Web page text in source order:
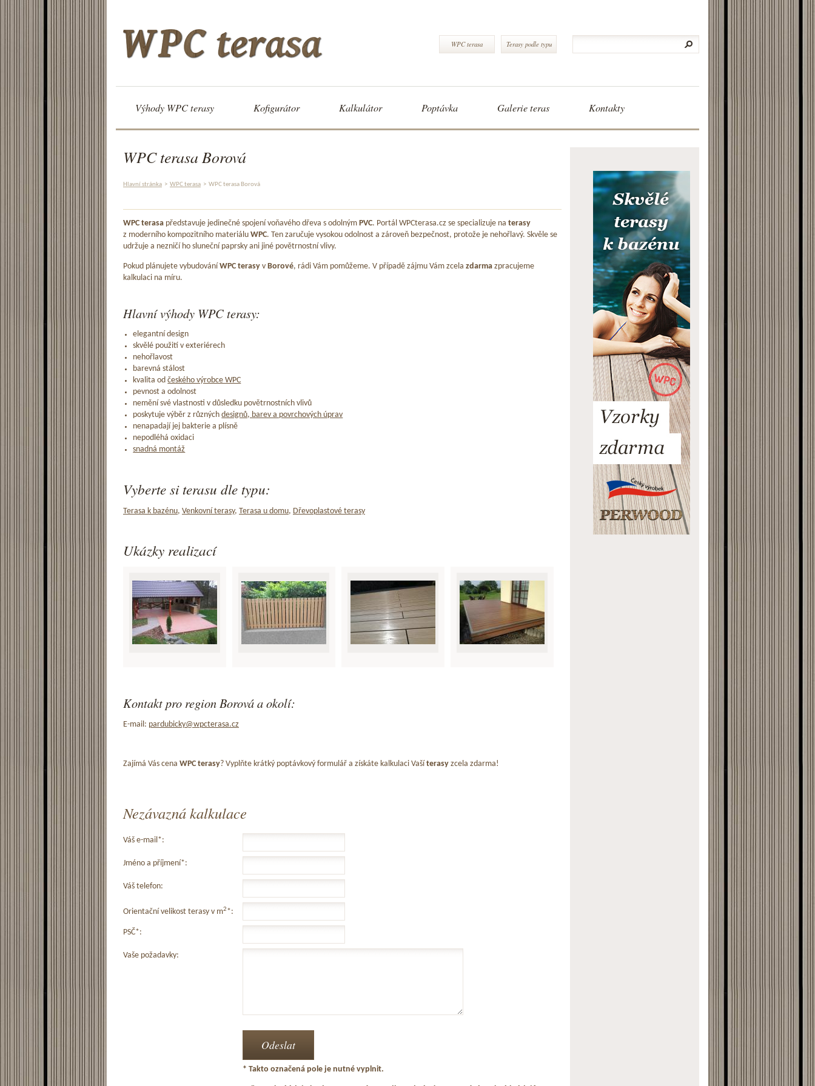
WPC terasa Terasy podle typu
Výhody WPC terasy Kofigurátor Kalkulátor Poptávka Galerie teras Kontakty
WPC terasa Borová
Hlavní stránka > WPC terasa > WPC terasa Borová
WPC terasa představuje jedinečné spojení voňavého dřeva s odolným PVC. Portál WPCterasa.cz se specializuje na terasy
z moderního kompozitního materiálu WPC. Ten zaručuje vysokou odolnost a zároveň bezpečnost, protože je nehořlavý. Skvěle se
udržuje a nezničí ho sluneční paprsky ani jiné povětrnostní vlivy.
Pokud plánujete vybudování WPC terasy v Borové, rádi Vám pomůžeme. V případě zájmu Vám zcela zdarma zpracujeme
kalkulaci na míru.
Hlavní výhody WPC terasy:
elegantní design
skvělé použití v exteriérech
nehořlavost
barevná stálost
kvalita odčeského výrobce WPC
pevnost a odolnost
nemění své vlastnosti v důsledku povětrnostních vlivů
poskytuje výběr z různýchdesignů, barev a povrchových úprav
nenapadají jej bakterie a plísně
nepodléhá oxidaci
snadná montáž
Vyberte si terasu dle typu:
Terasa k bazénu, Venkovní terasy, Terasa u domu, Dřevoplastové terasy
Ukázky realizací
Kontakt pro region Borová a okolí:
E-mail: pardubicky@wpcterasa.cz
Zajímá Vás cena WPC terasy? Vyplňte krátký poptávkový formulář a získáte kalkulaci Vaší terasy zcela zdarma!
Nezávazná kalkulace
Váš e-mail*:
Jméno a příjmení*:
Váš telefon:
Orientační velikost terasy v m2*:
PSČ*:
Vaše požadavky:
* Takto označená pole je nutné vyplnit.